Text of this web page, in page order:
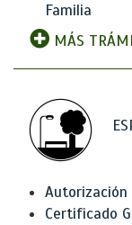
Familia
MÁS
Autorización
Certificado